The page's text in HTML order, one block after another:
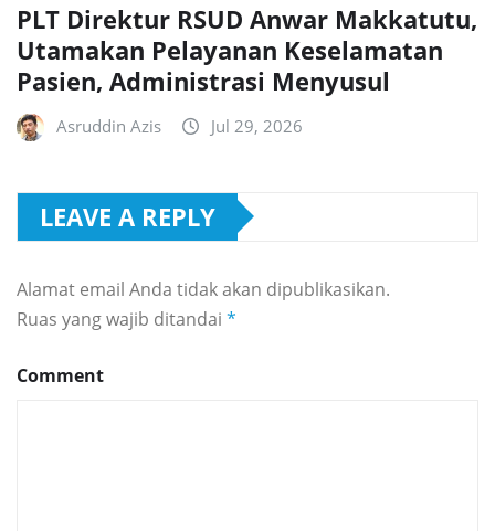
PLT Direktur RSUD Anwar Makkatutu,
Utamakan Pelayanan Keselamatan
Pasien, Administrasi Menyusul
Asruddin Azis Jul 29, 2026
LEAVE A REPLY
Alamat email Anda tidak akan dipublikasikan.
Ruas yang wajib ditandai *
Comment